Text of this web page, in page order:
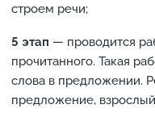
строем речи;
5 этап — проводится
прочитанного. Такая
слова в предложении.
предложение,